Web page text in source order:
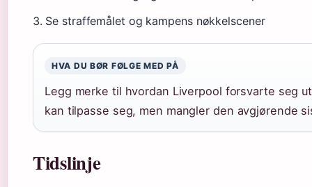
Se straffemålet og kampens nøkkelscener
HVA DU BØR FØLGE MED PÅ
Legg merke til hvordan Liverpool forsvarte seg
kan tilpasse seg, men mangler den avgjørende
Tidslinje